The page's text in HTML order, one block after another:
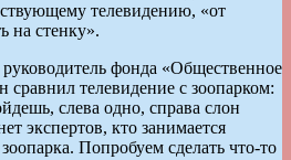
телевидению, «от
на стенку».
фонда «Общественное
телевидение с зоопарком:
слева одно, справа слон
экспертов, кто занимается
Попробуем сделать что-то